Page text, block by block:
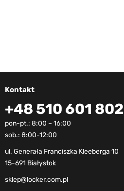
Kontakt
+48 510 601 802
pon-pt.: 8:00 – 16:00
sob.: 8:00-12:00
ul. Generała Franciszka Kleeberga 10
15-691 Białystok
sklep@locker.com.pl